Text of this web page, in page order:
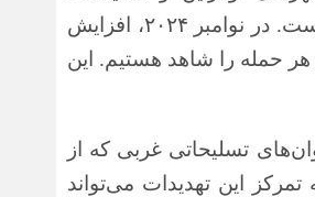
در نوامبر ۲۰۲۴، افزایش
هر حمله را شاهد هستیم. این
تسلیحاتی غربی که از
این تهدیدات می‌تواند